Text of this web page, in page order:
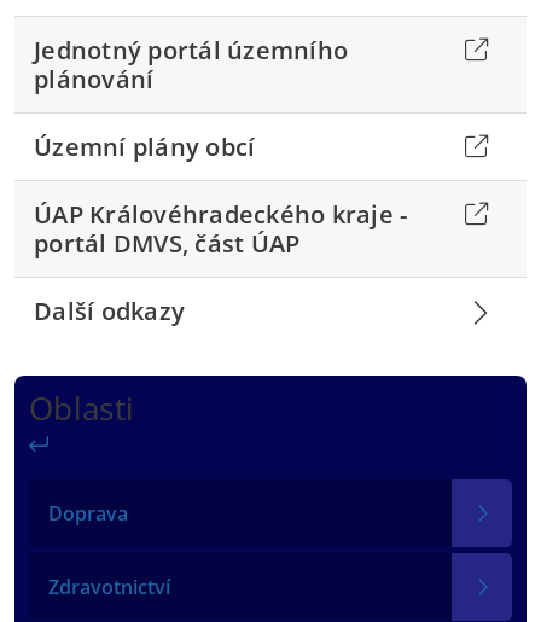
Oblasti
Doprava
Zdravotnictví
Jednotný portál územního
plánování
Územní plány obcí
ÚAP Královéhradeckého kraje -
portál DMVS, část ÚAP
Další odkazy